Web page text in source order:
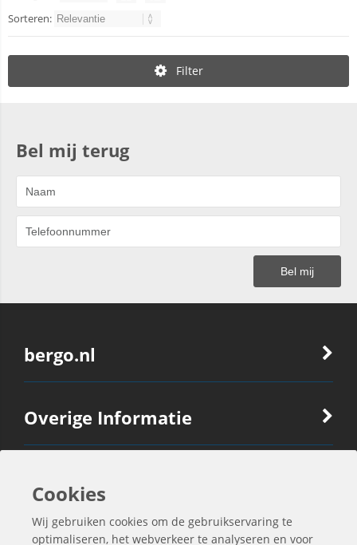
Sorteren:
Filter
Bel mij terug
bergo.nl
Overige Informatie
Ook Interessant
Cookies
Wij gebruiken cookies om de gebruikservaring te
optimaliseren, het webverkeer te analyseren en voor